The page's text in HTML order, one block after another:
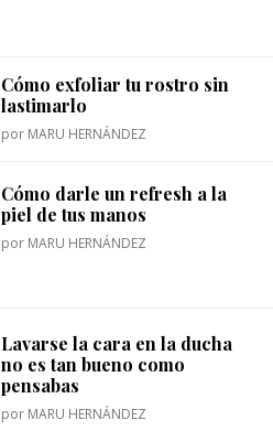
Cómo exfoliar tu rostro sin
lastimarlo
por MARU HERNÁNDEZ
Cómo darle un refresh a la
piel de tus manos
por MARU HERNÁNDEZ
Lavarse la cara en la ducha
no es tan bueno como
pensabas
por MARU HERNÁNDEZ